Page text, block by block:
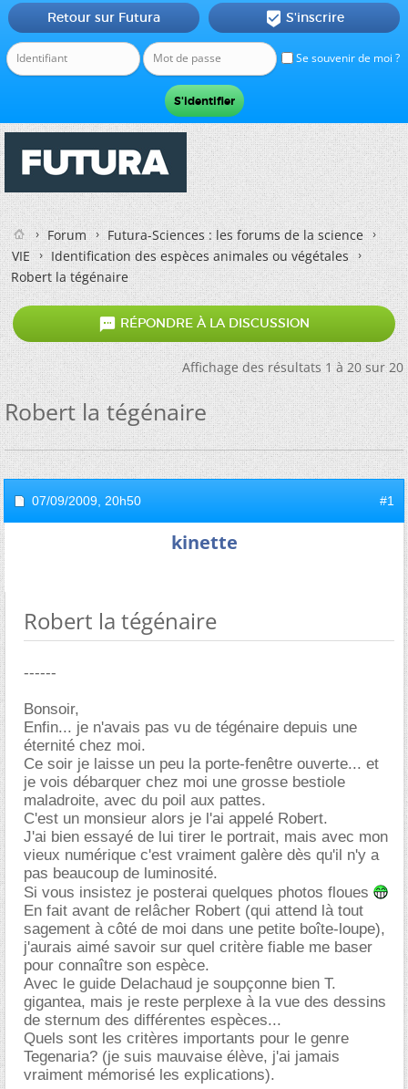
Se souvenir de moi ?
Retour sur Futura  S'inscrire
Forum
Futura-Sciences : les forums de la science
VIE
Identification des espèces animales ou végétales
Robert la tégénaire
 RÉPONDRE À LA DISCUSSION
Affichage des résultats 1 à 20 sur 20
Robert la tégénaire
07/09/2009, 20h50 #1
kinette
Robert la tégénaire
------
Bonsoir,
Enfin... je n'avais pas vu de tégénaire depuis une
éternité chez moi.
Ce soir je laisse un peu la porte-fenêtre ouverte... et
je vois débarquer chez moi une grosse bestiole
maladroite, avec du poil aux pattes.
C'est un monsieur alors je l'ai appelé Robert.
J'ai bien essayé de lui tirer le portrait, mais avec mon
vieux numérique c'est vraiment galère dès qu'il n'y a
pas beaucoup de luminosité.
Si vous insistez je posterai quelques photos floues
En fait avant de relâcher Robert (qui attend là tout
sagement à côté de moi dans une petite boîte-loupe),
j'aurais aimé savoir sur quel critère fiable me baser
pour connaître son espèce.
Avec le guide Delachaud je soupçonne bien T.
gigantea, mais je reste perplexe à la vue des dessins
de sternum des différentes espèces...
Quels sont les critères importants pour le genre
Tegenaria? (je suis mauvaise élève, j'ai jamais
vraiment mémorisé les explications).